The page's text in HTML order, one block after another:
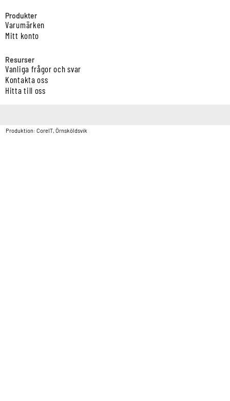
Produkter
Varumärken
Mitt konto
Resurser
Vanliga frågor och svar
Kontakta oss
Hitta till oss
Produktion: CoreIT, Örnsköldsvik